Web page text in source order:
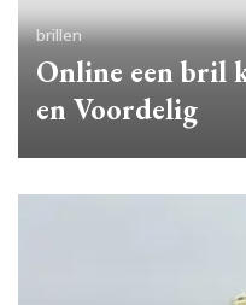
brillen
Online een bril
en Voordelig